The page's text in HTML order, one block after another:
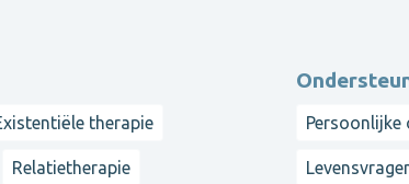
therapie
Relatietherapie
Persoonlijke